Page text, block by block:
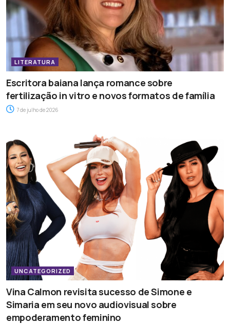
LITERATURA
Escritora baiana lança romance sobre
fertilização in vitro e novos formatos de família
7 de julho de 2026
UNCATEGORIZED
Vina Calmon revisita sucesso de Simone e
Simaria em seu novo audiovisual sobre
empoderamento feminino